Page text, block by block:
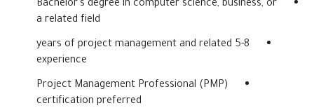
Bachelor's degree in computer science, business, or
a related field
5-8 years of project management and related
experience
Project Management Professional (PMP)
certification preferred